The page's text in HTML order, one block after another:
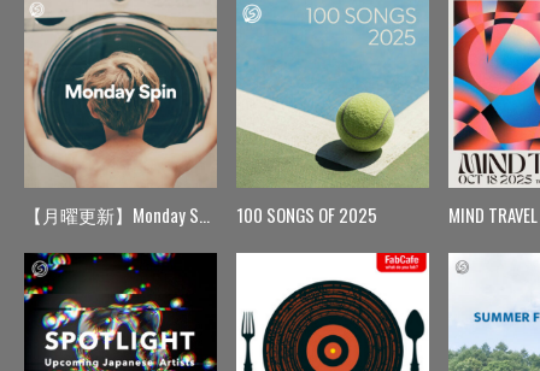
【月曜更新】Monday Spin 100 SONGS OF 2025 MIND TRAVEL